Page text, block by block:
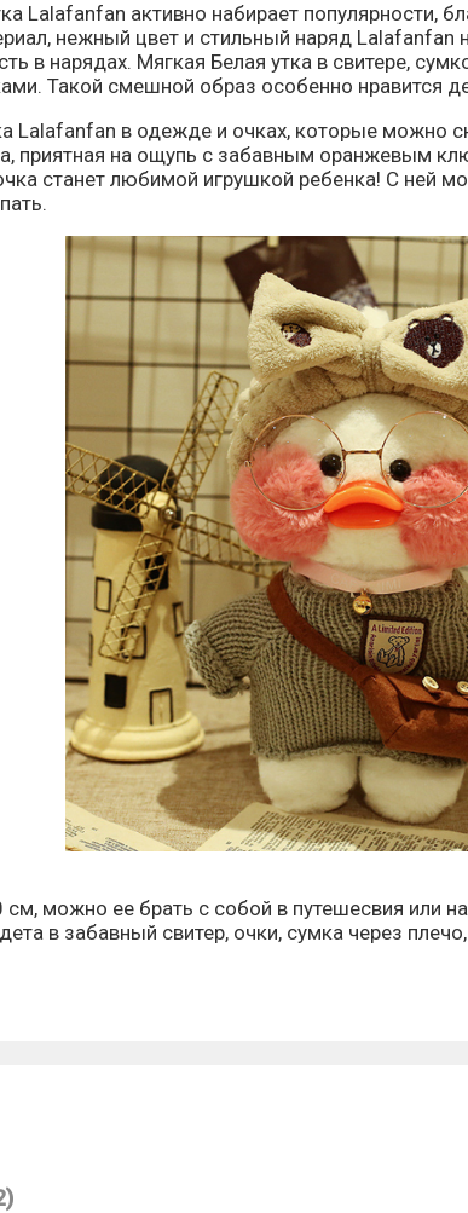
Lalafanfan активно набирает популярности,
нежный цвет и стильный наряд Lalafanfan
в нарядах. Мягкая Белая утка в свитере,
. Такой смешной образ особенно нравится
Lalafanfan в одежде и очках, которые можно
приятная на ощупь с забавным оранжевым
станет любимой игрушкой ребенка! С ней
можно ее брать с собой в путешесвия или
в забавный свитер, очки, сумка через